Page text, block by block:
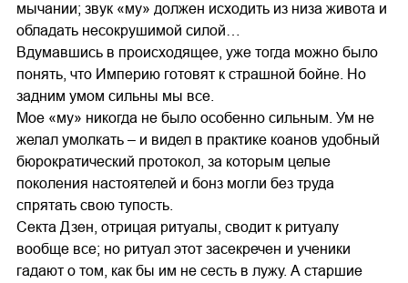
мычании; звук «му» должен исходить из низа живота и
обладать несокрушимой силой…
Вдумавшись в происходящее, уже тогда можно было
понять, что Империю готовят к страшной бойне. Но
задним умом сильны мы все.
Мое «му» никогда не было особенно сильным. Ум не
желал умолкать – и видел в практике коанов удобный
бюрократический протокол, за которым целые
поколения настоятелей и бонз могли без труда
спрятать свою тупость.
Секта Дзен, отрицая ритуалы, сводит к ритуалу
вообще все; но ритуал этот засекречен и ученики
гадают о том, как бы им не сесть в лужу. А старшие